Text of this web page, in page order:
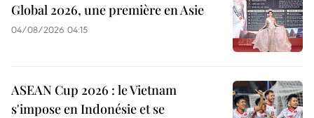
Global 2026, une première en Asie
04/08/2026 04:15
ASEAN Cup 2026 : le Vietnam
s'impose en Indonésie et se